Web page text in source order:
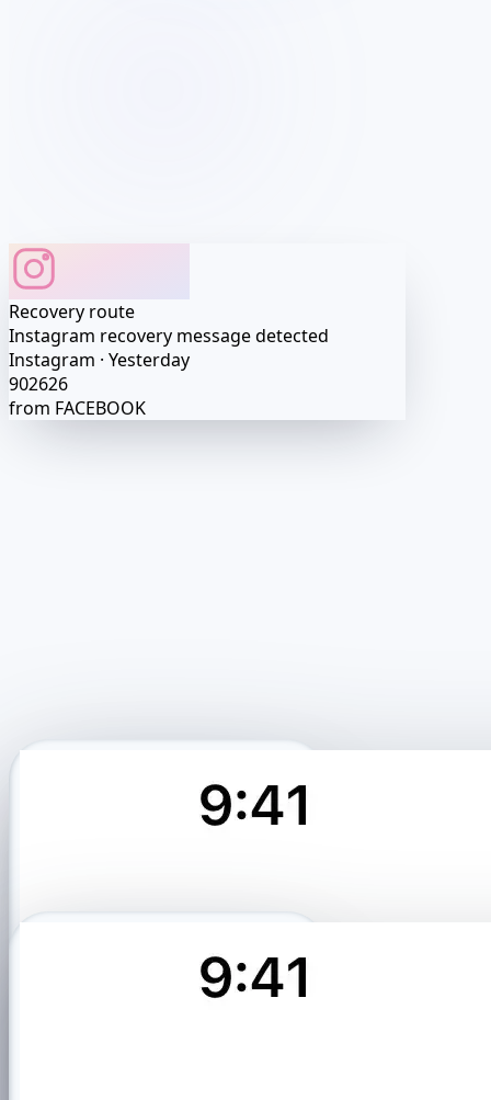
Profile matched
Profile access preview
Account route detected
Profile
Session•••